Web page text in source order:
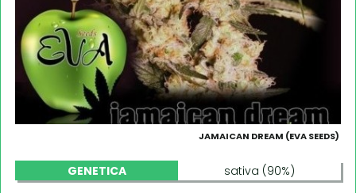
JAMAICAN DREAM (EVA SEEDS)
GENETICA sativa (90%)